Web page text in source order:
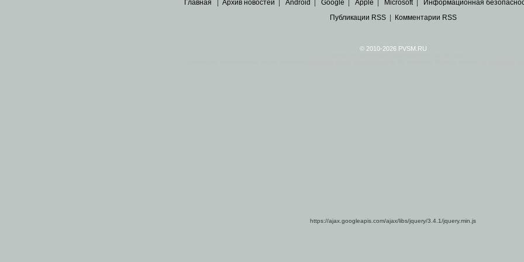
Главная Архив новостей Android Google Apple Microsoft| Информационная
Публикации RSS| Комментарии RSS
© 2010-2026 PVSM.RU
https://ajax.googleapis.com/ajax/libs/jquery/3.4.1/jquery.min.js